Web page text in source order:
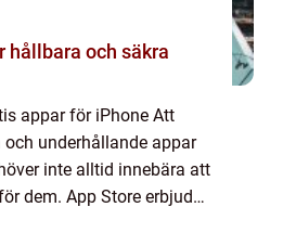
hållbara och säkra
appar för iPhone Att
underhållande appar
inte alltid innebära att
dem. App Store erbjuder